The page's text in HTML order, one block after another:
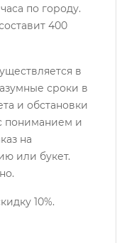
по городу.
400
в
сроки в
и обстановки
пониманием и
на
или букет.
10%.